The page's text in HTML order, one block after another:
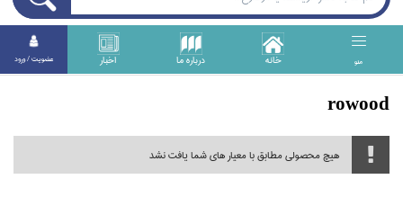
منو خانه درباره ما اخبار عضويت / ورود
rowood
هیچ محصولی مطابق با معیار های شما یافت نشد